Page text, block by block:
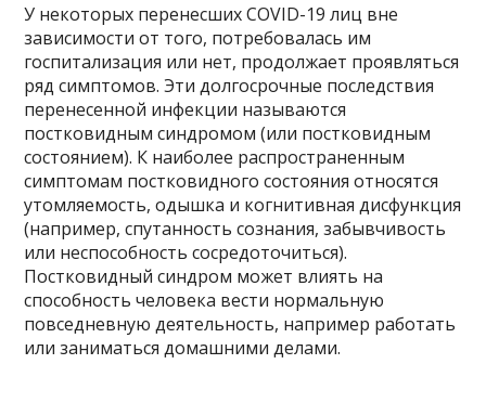
У некоторых перенесших COVID-19 лиц вне
зависимости от того, потребовалась им
госпитализация или нет, продолжает проявляться
ряд симптомов. Эти долгосрочные последствия
перенесенной инфекции называются
постковидным синдромом (или постковидным
состоянием). К наиболее распространенным
симптомам постковидного состояния относятся
утомляемость, одышка и когнитивная дисфункция
(например, спутанность сознания, забывчивость
или неспособность сосредоточиться).
Постковидный синдром может влиять на
способность человека вести нормальную
повседневную деятельность, например работать
или заниматься домашними делами.